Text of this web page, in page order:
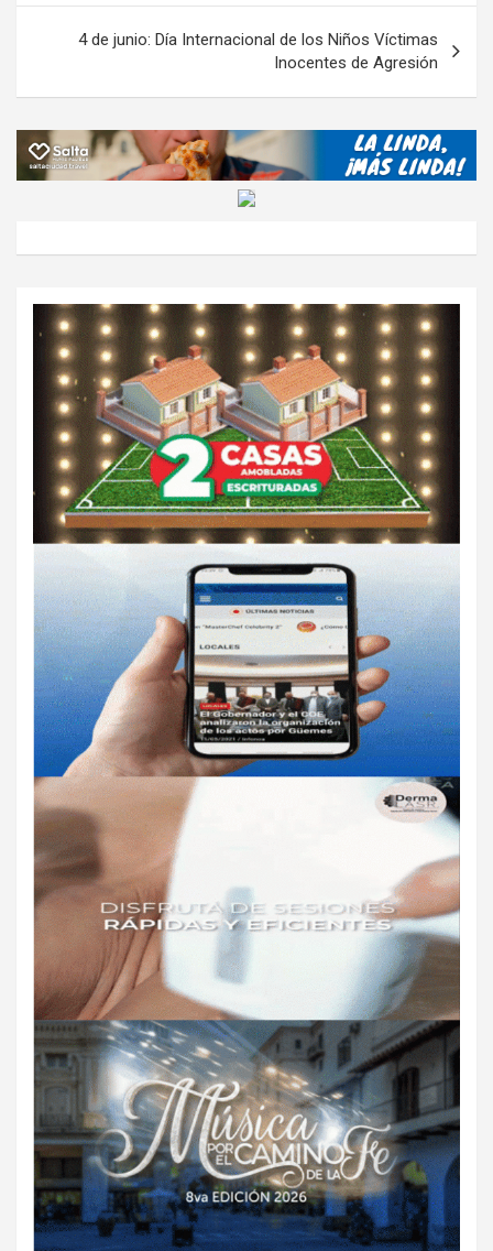
4 de junio: Día Internacional de los Niños Víctimas
Inocentes de Agresión